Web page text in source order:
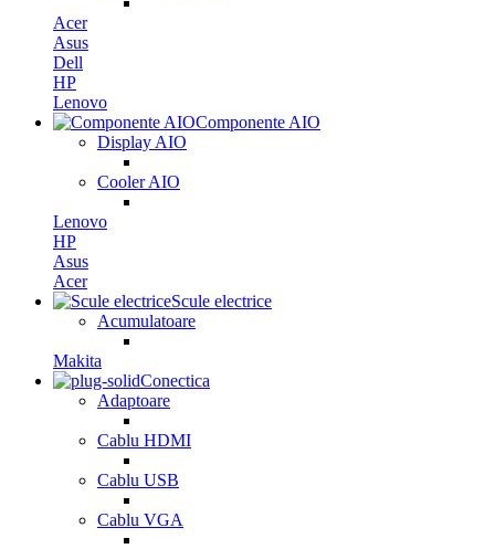
Acer
Asus
Dell
HP
Lenovo
Componente AIO
Display AIO
Cooler AIO
Lenovo
HP
Asus
Acer
Scule electrice
Acumulatoare
Makita
Conectica
Adaptoare
Cablu HDMI
Cablu USB
Cablu VGA